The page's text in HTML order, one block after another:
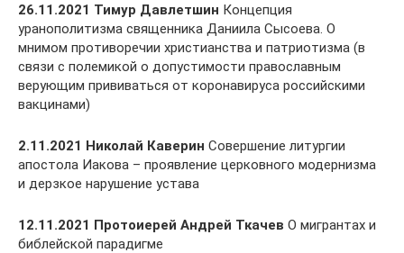
26.11.2021 Тимур Давлетшин Концепция
уранополитизма священника Даниила Сысоева. О
мнимом противоречии христианства и патриотизма (в
связи с полемикой о допустимости православным
верующим прививаться от коронавируса российскими
вакцинами)
2.11.2021 Николай Каверин Совершение литургии
апостола Иакова – проявление церковного модернизма
и дерзкое нарушение устава
12.11.2021 Протоиерей Андрей Ткачев О мигрантах и
библейской парадигме